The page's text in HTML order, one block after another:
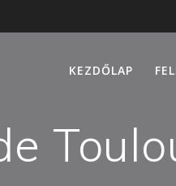
KEZDŐLAP